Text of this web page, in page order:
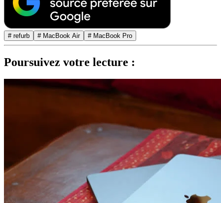
# refurb # MacBook Air # MacBook Pro
Poursuivez votre lecture :